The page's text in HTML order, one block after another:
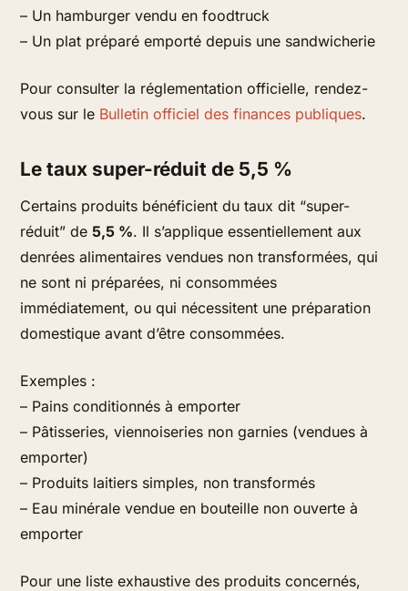
– Un hamburger vendu en foodtruck
– Un plat préparé emporté depuis une sandwicherie
Pour consulter la réglementation officielle, rendez-
vous sur le Bulletin officiel des finances publiques.
Le taux super-réduit de 5,5 %
Certains produits bénéficient du taux dit “super-
réduit” de5,5 %. Il s’applique essentiellement aux
denrées alimentaires vendues non transformées, qui
ne sont ni préparées, ni consommées
immédiatement, ou qui nécessitent une préparation
domestique avant d’être consommées.
Exemples :
– Pains conditionnés à emporter
– Pâtisseries, viennoiseries non garnies (vendues à
emporter)
– Produits laitiers simples, non transformés
– Eau minérale vendue en bouteille non ouverte à
emporter
Pour une liste exhaustive des produits concernés,